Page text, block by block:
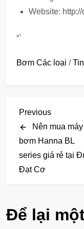
Website:
“`
Bơm Các loại /
Đ
i
ề
h
Previous
Post
Previous
Nên mua máy
bơm Hanna BL
series giá rẻ tại
Đạt Cơ
Để lại